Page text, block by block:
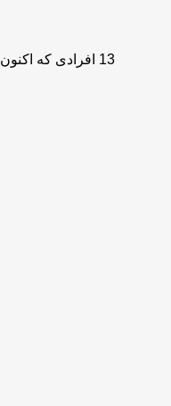
13 افرادی که